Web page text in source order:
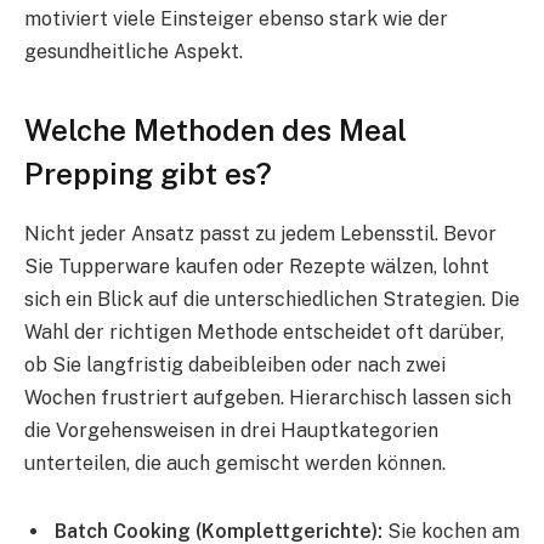
motiviert viele Einsteiger ebenso stark wie der
gesundheitliche Aspekt.
Welche Methoden des Meal
Prepping gibt es?
Nicht jeder Ansatz passt zu jedem Lebensstil. Bevor
Sie Tupperware kaufen oder Rezepte wälzen, lohnt
sich ein Blick auf die unterschiedlichen Strategien. Die
Wahl der richtigen Methode entscheidet oft darüber,
ob Sie langfristig dabeibleiben oder nach zwei
Wochen frustriert aufgeben. Hierarchisch lassen sich
die Vorgehensweisen in drei Hauptkategorien
unterteilen, die auch gemischt werden können.
Batch Cooking (Komplettgerichte): Sie kochen am